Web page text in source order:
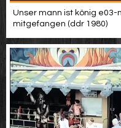
Unser mann ist könig
mitgefangen (ddr 1980)